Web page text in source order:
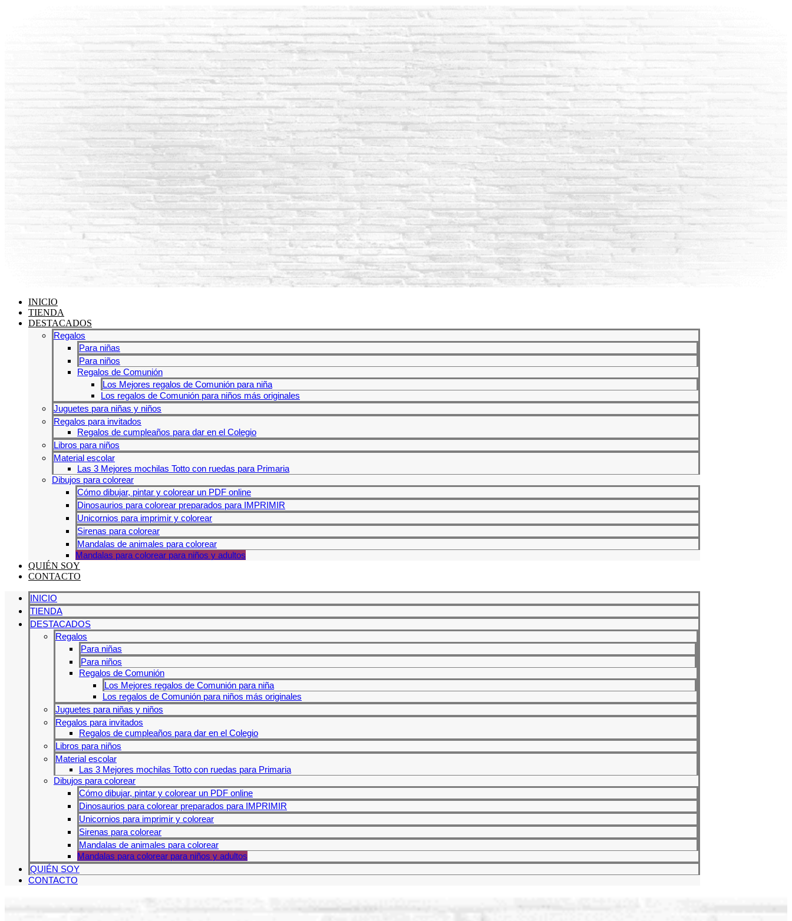
INICIO
TIENDA
DESTACADOS
Regalos
Para niñas
Para niños
Regalos de Comunión
Los Mejores regalos de Comunión para niña
Los regalos de Comunión para niños más originales
Juguetes para niñas y niños
Regalos para invitados
Regalos de cumpleaños para dar en el Colegio
Libros para niños
Material escolar
Las 3 Mejores mochilas Totto con ruedas para Primaria
Dibujos para colorear
Cómo dibujar, pintar y colorear un PDF online
Dinosaurios para colorear preparados para IMPRIMIR
Unicornios para imprimir y colorear
Sirenas para colorear
Mandalas de animales para colorear
Mandalas para colorear para niños y adultos
QUIÉN SOY
CONTACTO
INICIO
TIENDA
DESTACADOS
Regalos
Para niñas
Para niños
Regalos de Comunión
Los Mejores regalos de Comunión para niña
Los regalos de Comunión para niños más originales
Juguetes para niñas y niños
Regalos para invitados
Regalos de cumpleaños para dar en el Colegio
Libros para niños
Material escolar
Las 3 Mejores mochilas Totto con ruedas para Primaria
Dibujos para colorear
Cómo dibujar, pintar y colorear un PDF online
Dinosaurios para colorear preparados para IMPRIMIR
Unicornios para imprimir y colorear
Sirenas para colorear
Mandalas de animales para colorear
Mandalas para colorear para niños y adultos
QUIÉN SOY
CONTACTO